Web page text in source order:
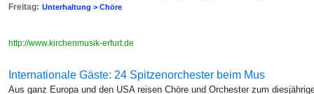
Freitag: Unterhaltung > Chöre
http://www.kirchenmusik-erfurt.de
Internationale Gäste: 24 Spitzenorchester beim Mus
Aus ganz Europa und den USA reisen Chöre und Orchester zum